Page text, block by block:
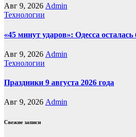
Авг 9, 2026 Admin
Технологии
«45 минут ударов»: Одесса
Авг 9, 2026 Admin
Технологии
Праздники 9 августа 2026 года
Авг 9, 2026 Admin
Свежие записи